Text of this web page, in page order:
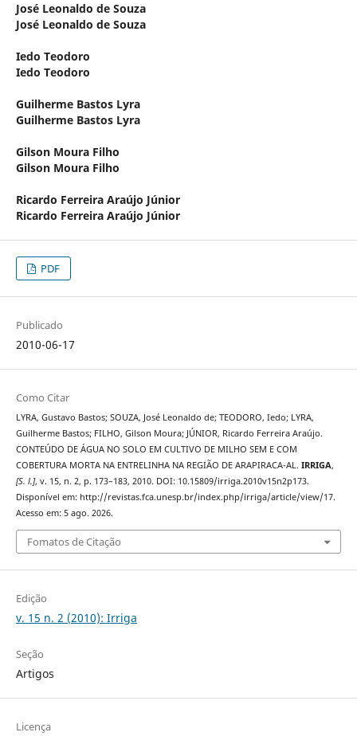
José Leonaldo de Souza
José Leonaldo de Souza
Iedo Teodoro
Iedo Teodoro
Guilherme Bastos Lyra
Guilherme Bastos Lyra
Gilson Moura Filho
Gilson Moura Filho
Ricardo Ferreira Araújo Júnior
Ricardo Ferreira Araújo Júnior
PDF
Publicado
2010-06-17
Como Citar
LYRA, Gustavo Bastos; SOUZA, José Leonaldo de; TEODORO, Iedo; LYRA,
Guilherme Bastos; FILHO, Gilson Moura; JÚNIOR, Ricardo Ferreira Araújo.
CONTEÚDO DE ÁGUA NO SOLO EM CULTIVO DE MILHO SEM E COM
COBERTURA MORTA NA ENTRELINHA NA REGIÃO DE ARAPIRACA-AL. IRRIGA,
[S. l.], v. 15, n. 2, p. 173–183, 2010. DOI: 10.15809/irriga.2010v15n2p173.
Disponível em: http://revistas.fca.unesp.br/index.php/irriga/article/view/17.
Acesso em: 5 ago. 2026.
Fomatos de Citação
Edição
v. 15 n. 2 (2010): Irriga
Seção
Artigos
Licença